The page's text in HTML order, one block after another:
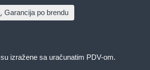
Garancija po brendu
izražene sa uračunatim PDV-om.